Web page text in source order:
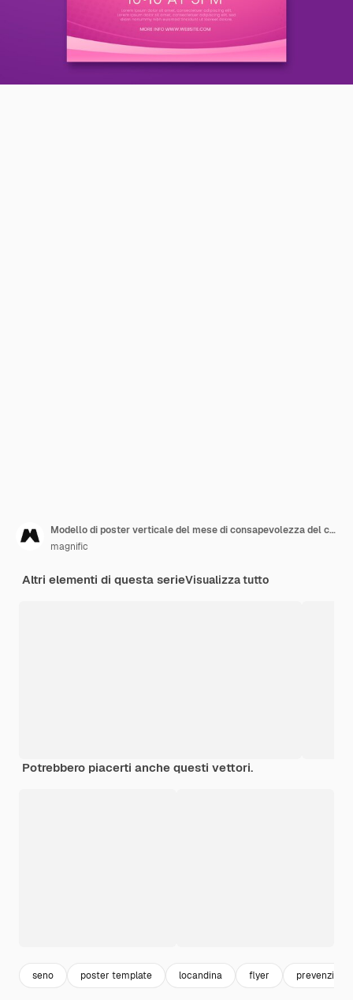
Modello di poster verticale del mese di consapevolezza del cancro al seno realistico
magnific
Altri elementi di questa serieVisualizza tutto
Potrebbero piacerti anche questi vettori.
seno poster template locandina flyer prevenzione